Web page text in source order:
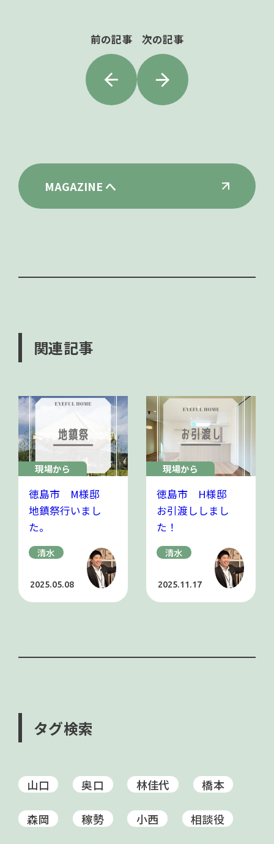
前の記事 次の記事
MAGAZINE へ
関連記事
現場から
徳島市 M様邸
地鎮祭行いまし
た。
清水
2025.05.08
現場から
徳島市 H様邸
お引渡ししまし
た！
清水
2025.11.17
タグ検索
山口 奥口 林佳代 橋本
森岡 稼勢 小西 相談役